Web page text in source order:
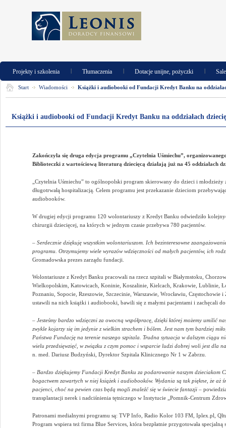
Projekty i szkolenia | Tłumaczenia | Dotacje unijne, pożyczki |
Start Wiadomości Książki i audiobooki od Fundacji Kredyt Banku na
Książki i audiobooki od Fundacji Kredyt Banku na oddziałach
Zakończyła się druga edycja programu „Czytelnia Uśmiechu”,
Biblioteczki z wartościową literaturą dziecięcą działają już na 45 oddziałach
„Czytelnia Uśmiechu” to ogólnopolski program skierowany do dzieci i
długotrwałą hospitalizacją. Celem programu jest przekazanie dzieciom
audiobooków.
W drugiej edycji programu 120 wolontariuszy z Kredyt Banku odwiedziło
chirurgii dziecięcej, na których w jednym czasie przebywa 780 pacjentów.
–Serdecznie dziękuję wszystkim wolontariuszom. Ich bezinteresowne
programu. Otrzymujemy wiele wyrazów wdzięczności od małych pacjentów, ich
Gromadowska prezes zarządu fundacji.
Wolontariusze z Kredyt Banku pracowali na rzecz szpitali w Białymstoku,
Wielkopolskim, Katowicach, Koninie, Koszalinie, Kielcach, Krakowie, Lublinie,
Poznaniu, Sopocie, Rzeszowie, Szczecinie, Warszawie, Wrocławiu, Częstochowie
ustawili na nich książki i audiobooki, bawili się z małymi pacjentami i zachęcali
–Jesteśmy bardzo wdzięczni za owocną współpracę, dzięki której możemy umilić
zwykle kojarzy się im jedynie z wielkim strachem i bólem. Jest nam tym bardziej
Państwa Fundację na terenie naszego szpitala. Trudna sytuacja w dalszym ciągu
wielu przedsięwzięć, w związku z czym pomoc i wsparcie ludzi dobrej woli jest dla
n. med. Dariusz Budzyński, Dyrektor Szpitala Klinicznego Nr 1 w Zabrzu.
– Bardzo dziękujemy Fundacji Kredyt Banku za podarowanie naszym dzieciakom
bogactwem zawartych w niej książek i audiobooków. Wydania są tak piękne, że aż
pacjenci, choć na pewien czas będą mogli znaleźć się w świecie fantazji –
transplantacji nerek i nadciśnienia tętniczego w Instytucie „Pomnik-Centrum
Patronami medialnymi programu są: TVP Info, Radio Kolor 103 FM, Iplex.pl,
Program wspiera też firma Blue Services, która bezpłatnie przygotowała